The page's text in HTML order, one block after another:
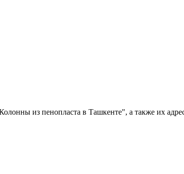
из пенопласта в Ташкенте", а также их